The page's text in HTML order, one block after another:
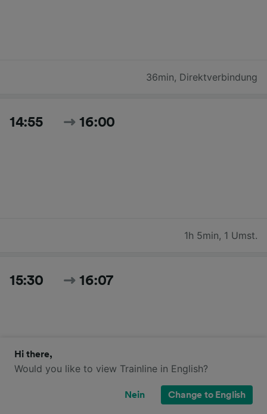
36min, Direktverbindung
14:55 16:00
1h 5min, 1 Umst.
15:30 16:07
37min,Direktverbindung
Hi there,
Would you like to view Trainline in English?
Nein Change to English